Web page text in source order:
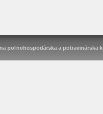
poľnohospodárska a potravinárska